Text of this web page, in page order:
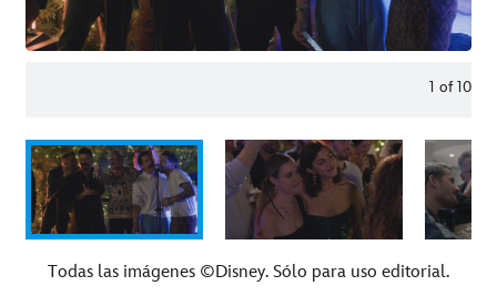
1 of 10
Todas las imágenes ©Disney. Sólo para uso editorial.